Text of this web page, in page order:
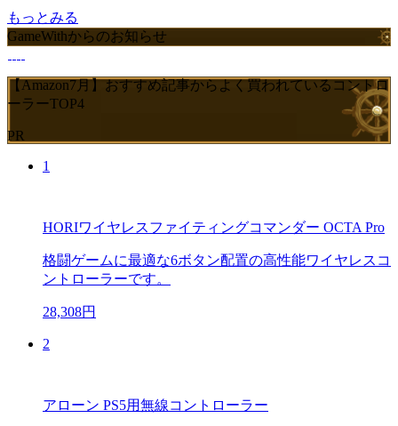
もっとみる
GameWithからのお知らせ
【Amazon7月】おすすめ記事からよく買われているコントロ
ーラーTOP4
PR
1
HORIワイヤレスファイティングコマンダー OCTA Pro
格闘ゲームに最適な6ボタン配置の高性能ワイヤレスコ
ントローラーです。
28,308円
2
アローン PS5用無線コントローラー